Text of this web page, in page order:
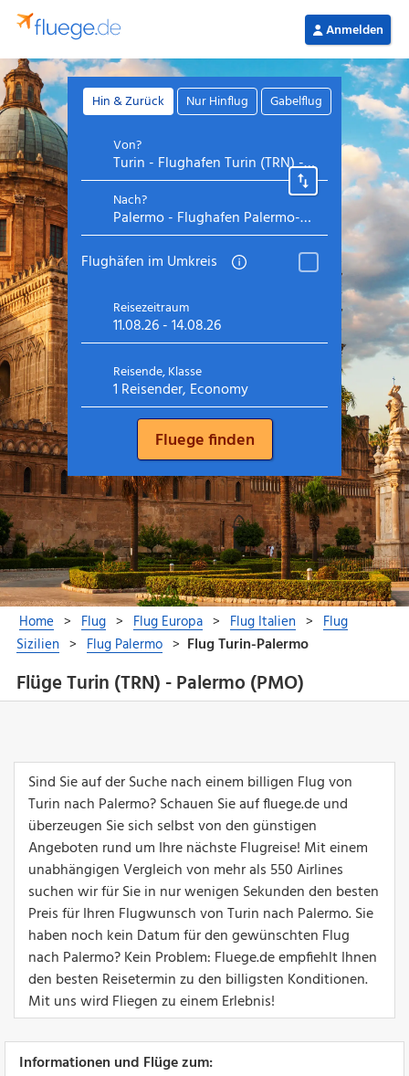
Flüge Turin (TRN) - Palermo (PMO)
Sind Sie auf der Suche nach einem billigen Flug von
Turin nach Palermo? Schauen Sie auf fluege.de und
überzeugen Sie sich selbst von den günstigen
Angeboten rund um Ihre nächste Flugreise! Mit einem
unabhängigen Vergleich von mehr als 550 Airlines
suchen wir für Sie in nur wenigen Sekunden den besten
Preis für Ihren Flugwunsch von Turin nach Palermo. Sie
haben noch kein Datum für den gewünschten Flug
nach Palermo? Kein Problem: Fluege.de empfiehlt Ihnen
den besten Reisetermin zu den billigsten Konditionen.
Mit uns wird Fliegen zu einem Erlebnis!
Informationen und Flüge zum: